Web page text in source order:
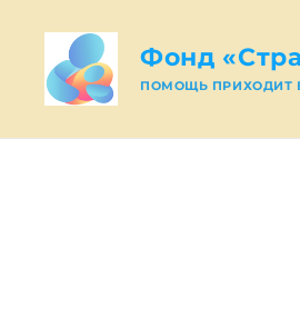
Фонд
ПОМОЩЬ ПРИХОДИТ